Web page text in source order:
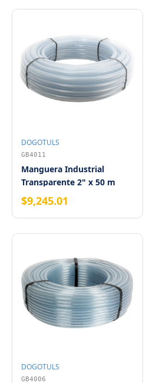
DOGOTULS
GB4011
Manguera Industrial
Transparente 2" x 50 m
$9,245.01
DOGOTULS
GB4006